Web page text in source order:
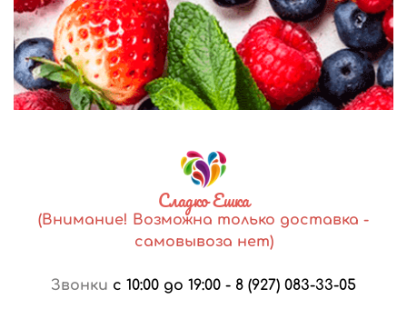
Сладко Ешка
(Внимание! Возможна только доставка -
самовывоза нет)
Звонки с 10:00 до 19:00 - 8 (927) 083-33-05